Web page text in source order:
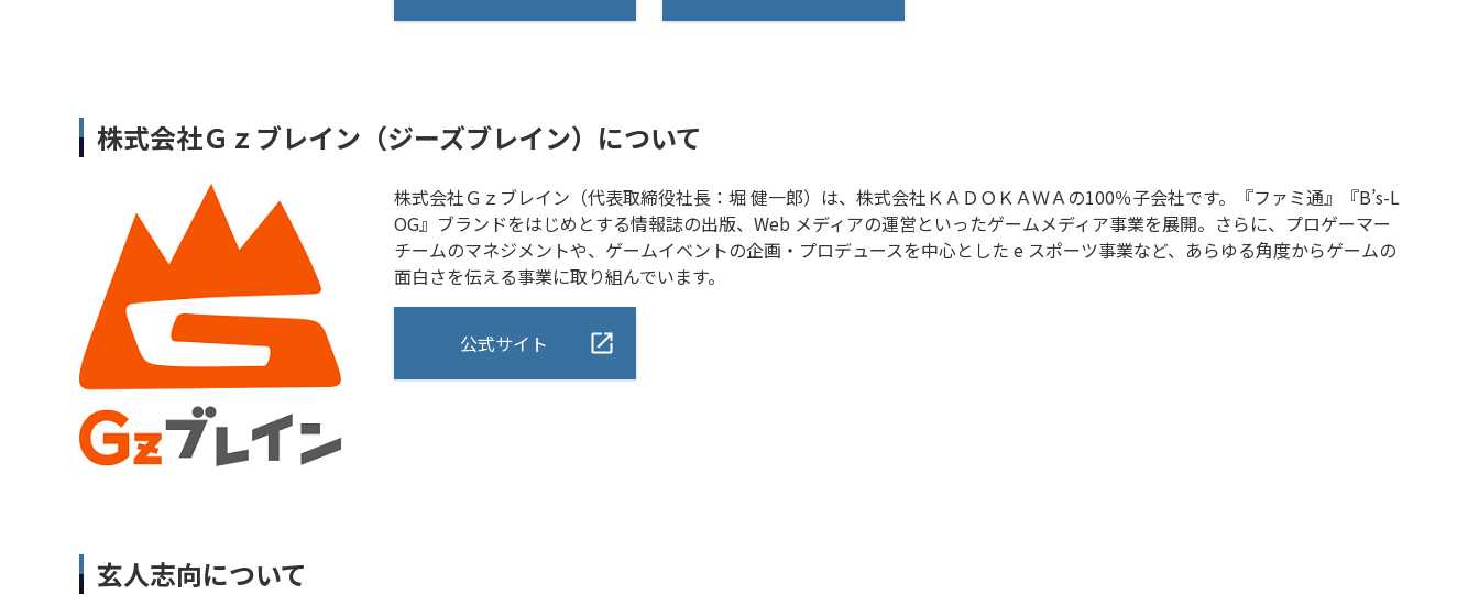
株式会社Ｇｚブレイン（ジーズブレイン）について
株式会社Ｇｚブレイン（代表取締役社長：堀 健一郎）は、株式会社ＫＡＤＯＫＡＷＡの100％子会社です。『ファミ通』『B’s-L
OG』ブランドをはじめとする情報誌の出版、Web メディアの運営といったゲームメディア事業を展開。さらに、プロゲーマー
チームのマネジメントや、ゲームイベントの企画・プロデュースを中心とした e スポーツ事業など、あらゆる角度からゲームの
面白さを伝える事業に取り組んでいます。
公式サイト
玄人志向について